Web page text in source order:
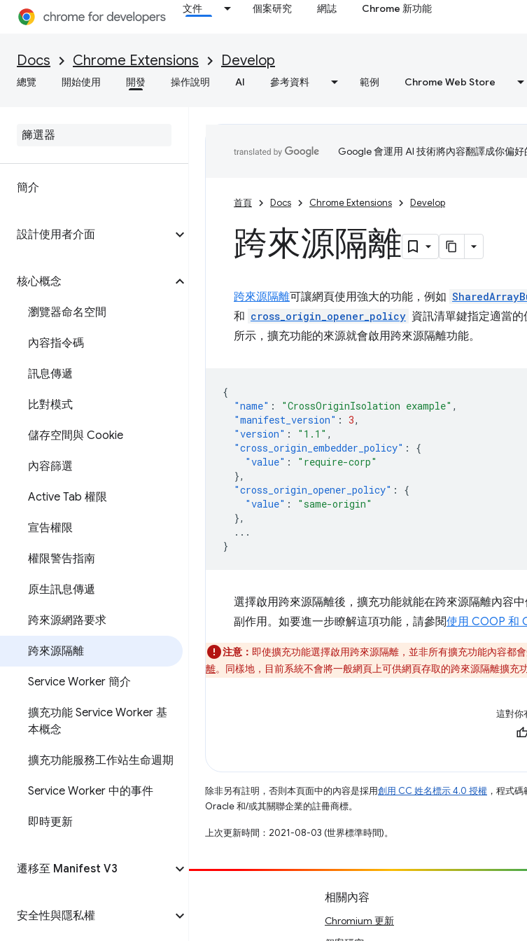
文件 個案研究 網誌 Chrome 新功能
Docs Chrome Extensions Develop
總覽 開始使用 開發 操作說明 AI 參考資料 範例 Chrome Web Store
簡介
設計使用者介面
核心概念
瀏覽器命名空間
內容指令碼
訊息傳遞
比對模式
儲存空間與 Cookie
內容篩選
Active Tab 權限
宣告權限
權限警告指南
原生訊息傳遞
跨來源網路要求
跨來源隔離
Service Worker 簡介
擴充功能 Service Worker 基
本概念
擴充功能服務工作站生命週期
Service Worker 中的事件
即時更新
遷移至 Manifest V3
安全性與隱私權
Google 會運用 AI 技術將內容翻譯成你偏好
首頁 Docs Chrome Extensions Develop
跨來源隔離
跨來源隔離可讓網頁使用強大的功能，例如
和 cross_origin_opener_policy 資訊清單鍵指定適當
所示，擴充功能的來源就會啟用跨來源隔離功能。
{
"name" : "CrossOriginIsolation example" ,
"manifest_version" : 3,
"version" : "1.1" ,
"cross_origin_embedder_policy" :
{
"value" :
"require-corp"
},
"cross_origin_opener_policy" :
{
"value" :
"same-origin"
},
...
}
選擇啟用跨來源隔離後，擴充功能就能在跨來源隔離內容
副作用。如要進一步瞭解這項功能，請參閱使用 COOP 和
注意： 即使擴充功能選擇啟用跨來源隔離，並非所有擴充功能內容都
離。同樣地，目前系統不會將一般網頁上可供網頁存取的跨來源隔離擴充
這對你
除非另有註明，否則本頁面中的內容是採用創用 CC 姓名標示 4.0 授權 ，程式
Oracle 和/或其關聯企業的註冊商標。
上次更新時間：2021-08-03 (世界標準時間)。
提報錯誤
相關內容
Chromium 更新